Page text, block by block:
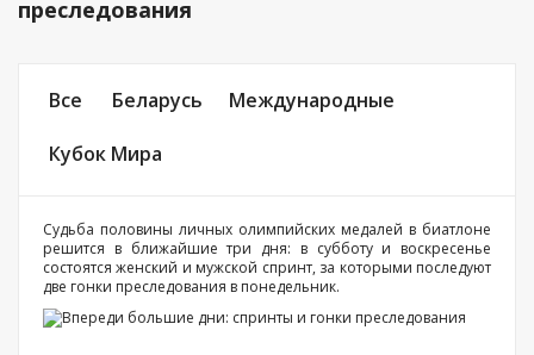
преследования
Все Беларусь Международные
Кубок Мира
Cудьба половины личных олимпийских медалей в биатлоне
решится в ближайшие три дня: в субботу и воскресенье
состоятся женский и мужской спринт, за которыми последуют
две гонки преследования в понедельник.